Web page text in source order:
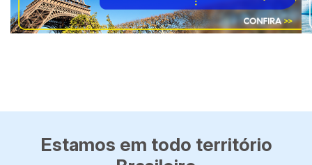
Estamos em todo território